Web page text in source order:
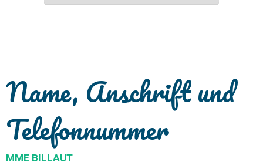
Name, Anschrift und
Telefonnummer
MME BILLAUT